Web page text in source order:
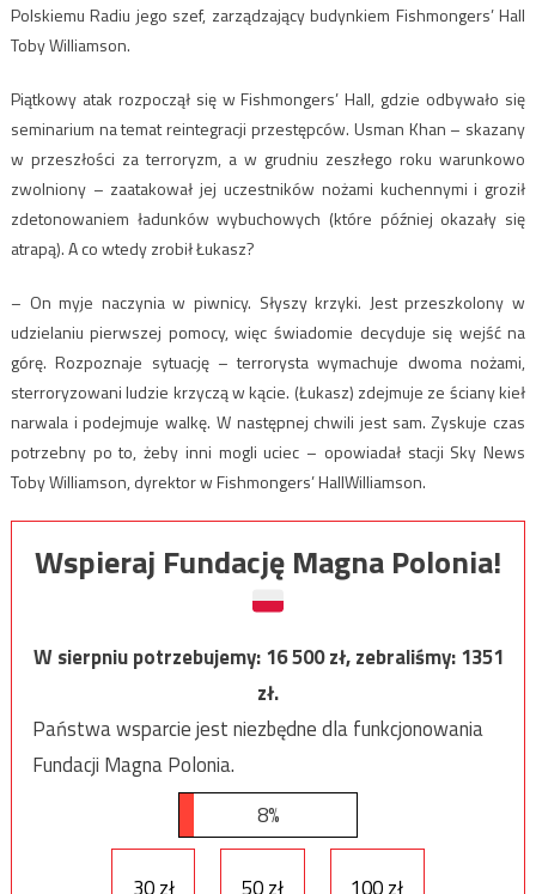
Polskiemu Radiu jego szef, zarządzający budynkiem Fishmongers’ Hall
Toby Williamson.
Piątkowy atak rozpoczął się w Fishmongers’ Hall, gdzie odbywało się
seminarium na temat reintegracji przestępców. Usman Khan – skazany
w przeszłości za terroryzm, a w grudniu zeszłego roku warunkowo
zwolniony – zaatakował jej uczestników nożami kuchennymi i groził
zdetonowaniem ładunków wybuchowych (które później okazały się
atrapą). A co wtedy zrobił Łukasz?
– On myje naczynia w piwnicy. Słyszy krzyki. Jest przeszkolony w
udzielaniu pierwszej pomocy, więc świadomie decyduje się wejść na
górę. Rozpoznaje sytuację – terrorysta wymachuje dwoma nożami,
sterroryzowani ludzie krzyczą w kącie. (Łukasz) zdejmuje ze ściany kieł
narwala i podejmuje walkę. W następnej chwili jest sam. Zyskuje czas
potrzebny po to, żeby inni mogli uciec – opowiadał stacji Sky News
Toby Williamson, dyrektor w Fishmongers’ HallWilliamson.
Wspieraj Fundację Magna Polonia!
W sierpniu potrzebujemy:16 500zł, zebraliśmy:1351
zł.
Państwa wsparcie jest niezbędne dla funkcjonowania
Fundacji Magna Polonia.
8%
30 zł 50 zł 100 zł